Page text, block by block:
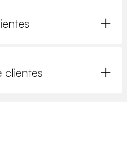
clientes